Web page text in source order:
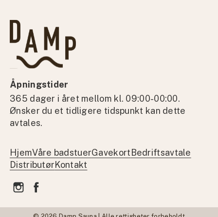
Åpningstider
365 dager i året mellom kl. 09:00-00:00.
Ønsker du et tidligere tidspunkt kan dette
avtales.
HjemVåre badstuerGavekort Bedriftsavtale
DistributørKontakt